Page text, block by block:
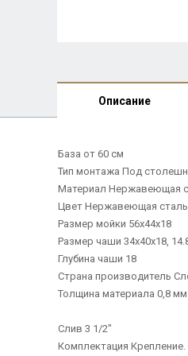
Описание
База от 60 см
Тип монтажа Под
Материал Нержавеющая
Цвет Нержавеющая сталь
Размер мойки 56x44x18
Размер чаши 34x40x18,
Глубина чаши 18
Страна производитель
Толщина материала 0,8 мм
Слив 3 1/2"
Комплектация